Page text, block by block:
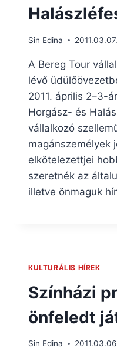
Sin Edina
A Bereg Tour
lévő
2011. április 2–3-
Horgász- és
vállalkozó
magánszemélyek
elkötelezettjei
szeretnék az
illetve önmaguk
KULTURÁLIS HÍREK
Színházi
önfeledt
Sin Edina